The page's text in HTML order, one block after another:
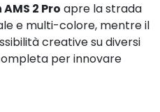
2 Pro apre la strada
e multi-colore, mentre il
creative su diversi
per innovare